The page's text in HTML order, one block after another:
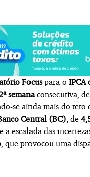
Focuspara o IPCA
semanaconsecutiva, de
se ainda mais do teto
Central (BC) , de
escalada das
, que provocou uma